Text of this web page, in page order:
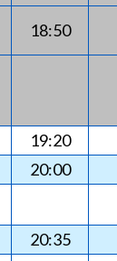
18:50
19:20
20:00
20:35